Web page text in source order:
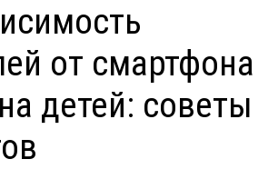
от смартфона
детей: советы